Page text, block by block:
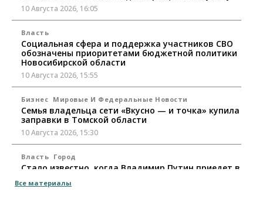
10 Августа 2026, 16:05
Власть
Социальная сфера и поддержка участников СВО
обозначены приоритетами бюджетной политики
Новосибирской области
10 Августа 2026, 15:55
Бизнес Мировые И Федеральные Новости
Семья владельца сети «Вкусно — и точка» купила
заправки в Томской области
10 Августа 2026, 15:30
Власть Город
Стало известно, когда Владимир Путин приедет в
10 Августа 2026, 15:15
Все материалы